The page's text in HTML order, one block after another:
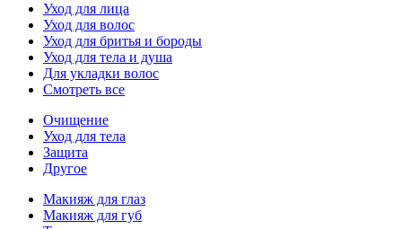
Уход для лица
Уход для волос
Уход для бритья и бороды
Уход для тела и душа
Для укладки волос
Смотреть все
Очищение
Уход для тела
Защита
Другое
Макияж для глаз
Макияж для губ